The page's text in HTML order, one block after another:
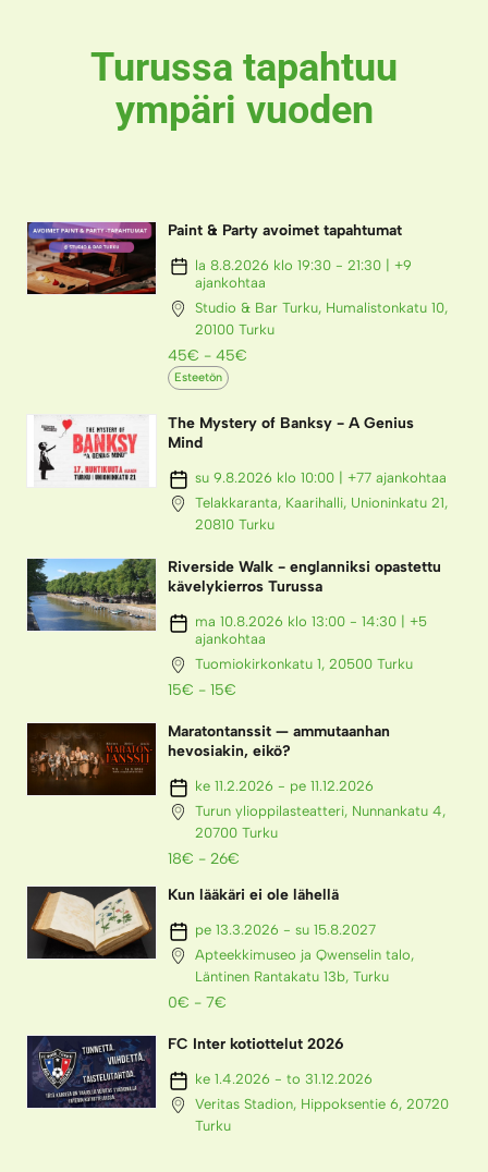
Turussa tapahtuu
ympäri vuoden
Paint & Party avoimet tapahtumat
la 8.8.2026 klo 19:30 - 21:30 | +9
ajankohtaa
Studio & Bar Turku, Humalistonkatu 10,
20100 Turku
45€ - 45€
Esteetön
The Mystery of Banksy - A Genius
Mind
su 9.8.2026 klo 10:00 | +77 ajankohtaa
Telakkaranta, Kaarihalli, Unioninkatu 21,
20810 Turku
Riverside Walk - englanniksi opastettu
kävelykierros Turussa
ma 10.8.2026 klo 13:00 - 14:30 | +5
ajankohtaa
Tuomiokirkonkatu 1, 20500 Turku
15€ - 15€
Maratontanssit — ammutaanhan
hevosiakin, eikö?
ke 11.2.2026 - pe 11.12.2026
Turun ylioppilasteatteri, Nunnankatu 4,
20700 Turku
18€ - 26€
Kun lääkäri ei ole lähellä
pe 13.3.2026 - su 15.8.2027
Apteekkimuseo ja Qwenselin talo,
Läntinen Rantakatu 13b, Turku
0€ - 7€
FC Inter kotiottelut 2026
ke 1.4.2026 - to 31.12.2026
Veritas Stadion, Hippoksentie 6, 20720
Turku